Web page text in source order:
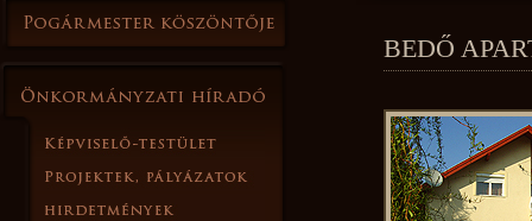
BEDŐ